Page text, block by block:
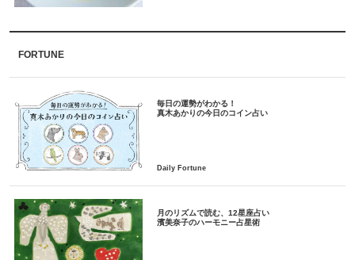
FORTUNE
毎日の運勢がわかる！
月のリズムで読む、12星座占い